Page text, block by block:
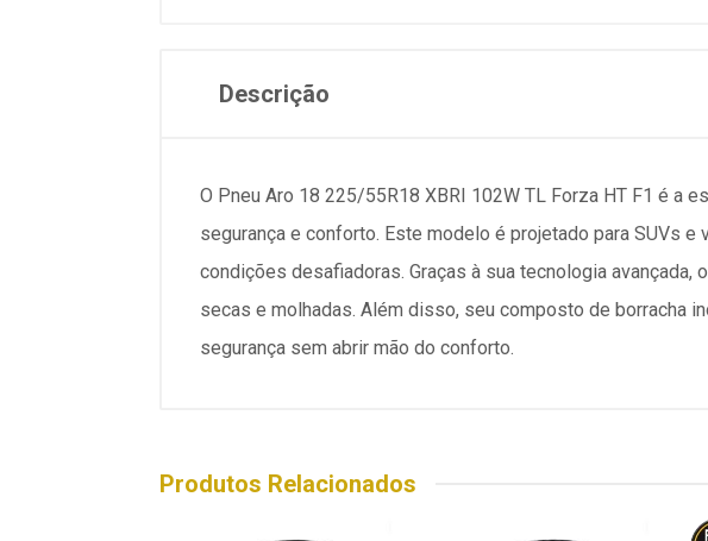
Descrição
O Pneu Aro 18 225/55R18 XBRI 102W TL Forza HT F1 é a
segurança e conforto. Este modelo é projetado para SUVs
condições desafiadoras. Graças à sua tecnologia
secas e molhadas. Além disso, seu composto de borracha
segurança sem abrir mão do conforto.
Produtos Relacionados